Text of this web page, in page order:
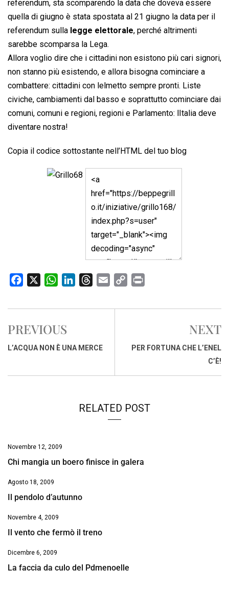
referendum, sta scomparendo la data che doveva essere
quella di giugno è stata spostata al 21 giugno la data per il
referendum sulla legge elettorale, perché altrimenti
sarebbe scomparsa la Lega.
Allora voglio dire che i cittadini non esistono più cari signori,
non stanno più esistendo, e allora bisogna cominciare a
combattere: cittadini con lelmetto sempre pronti. Liste
civiche, cambiamenti dal basso e soprattutto cominciare dai
comuni, comuni e regioni, regioni e Parlamento: lItalia deve
diventare nostra!
Copia il codice sottostante nell’HTML del tuo blog
c
b
o
W
a
s
A
n
d
r
d
a
p
i
PREVIOUS
L’ACQUA NON È UNA MERCE
NEXT
PER FORTUNA CHE L’ENEL
C’È!
RELATED POST
Novembre 12, 2009
Chi mangia un boero finisce in galera
Agosto 18, 2009
Il pendolo d’autunno
Novembre 4, 2009
Il vento che fermò il treno
Dicembre 6, 2009
La faccia da culo del Pdmenoelle